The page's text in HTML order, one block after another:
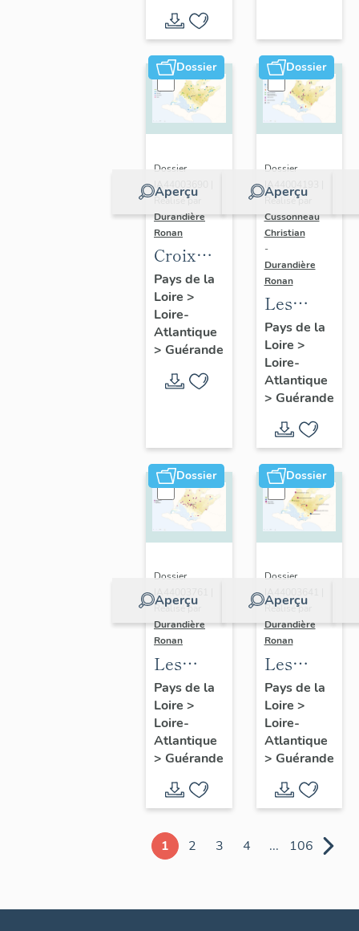
Dossier
Aperçu
Dossier
IA44003690 |
Réalisé par
Durandière
Ronan
Croix
monumentales,
croix de
chemin,
calvaires
oratoires
Pays de la
Loire >
Loire-
Atlantique
> Guérande
Dossier
Aperçu
Dossier
IA44004193 |
Réalisé par
Cussonneau
Christian
-
Durandière
Ronan
Les
moulins
de
Guérande
Pays de la
Loire >
Loire-
Atlantique
> Guérande
Dossier
Aperçu
Dossier
IA44003761 |
Réalisé par
Durandière
Ronan
Les
châteaux
et
manoirs
de
Guérande
Pays de la
Loire >
Loire-
Atlantique
> Guérande
Dossier
Aperçu
Dossier
IA44003641 |
Réalisé par
Durandière
Ronan
Les
blockhaus
de
Guérande
Pays de la
Loire >
Loire-
Atlantique
> Guérande
1 2 3 4 ... 106